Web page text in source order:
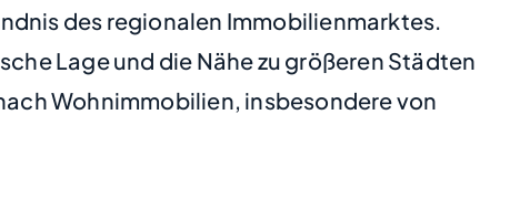
des regionalen Immobilienmarktes.
Lage und die Nähe zu größeren Städten
Wohnimmobilien, insbesondere von